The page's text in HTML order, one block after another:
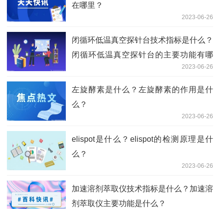
在哪里？
2023-06-26
闭循环低温真空探针台技术指标是什么？
闭循环低温真空探针台的主要功能有哪
2023-06-26
左旋酵素是什么？左旋酵素的作用是什
么？
2023-06-26
elispot是什么？elispot的检测原理是什
么？
2023-06-26
加速溶剂萃取仪技术指标是什么？加速溶
剂萃取仪主要功能是什么？